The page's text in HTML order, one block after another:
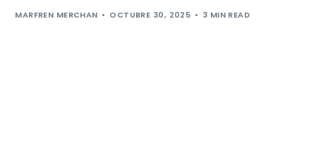
MARFREN MERCHAN OCTUBRE 30, 2025 3 MIN READ